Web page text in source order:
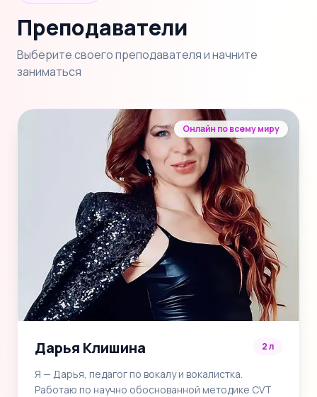
Преподаватели
Выберите своего преподавателя и начните
заниматься
Онлайн по всему миру
Дарья Клишина 2 л
Я — Дарья, педагог по вокалу и вокалистка.
Работаю по научно обоснованной методике CVT